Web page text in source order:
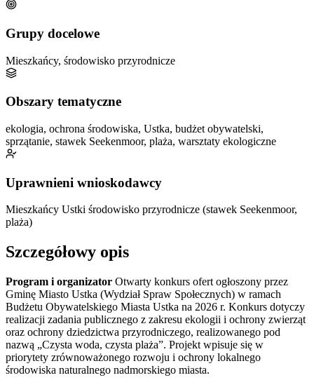
Grupy docelowe
Mieszkańcy, środowisko przyrodnicze
Obszary tematyczne
ekologia, ochrona środowiska, Ustka, budżet obywatelski,
sprzątanie, stawek Seekenmoor, plaża, warsztaty ekologiczne
Uprawnieni wnioskodawcy
Mieszkańcy Ustki środowisko przyrodnicze (stawek Seekenmoor,
plaża)
Szczegółowy opis
Program i organizator Otwarty konkurs ofert ogłoszony przez
Gminę Miasto Ustka (Wydział Spraw Społecznych) w ramach
Budżetu Obywatelskiego Miasta Ustka na 2026 r. Konkurs dotyczy
realizacji zadania publicznego z zakresu ekologii i ochrony zwierząt
oraz ochrony dziedzictwa przyrodniczego, realizowanego pod
nazwą „Czysta woda, czysta plaża”. Projekt wpisuje się w
priorytety zrównoważonego rozwoju i ochrony lokalnego
środowiska naturalnego nadmorskiego miasta.